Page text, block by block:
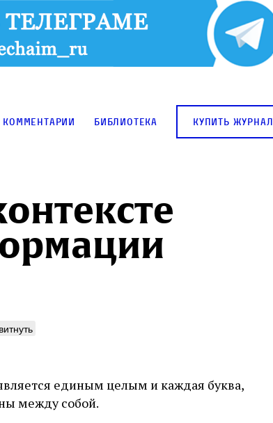
Библиотека купить журнал
единым целым и каждая буква,
между собой.